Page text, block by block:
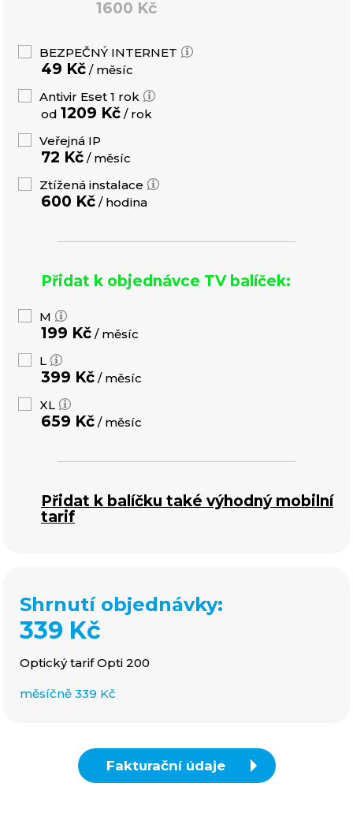
1600 Kč
BEZPEČNÝ INTERNET
49 Kč/ měsíc
Antivir Eset 1 rok
od 1209 Kč/ rok
Veřejná IP
72 Kč/ měsíc
Ztížená instalace
600 Kč/ hodina
Přidat k objednávce TV balíček:
M
199 Kč/ měsíc
L
399 Kč/ měsíc
XL
659 Kč/ měsíc
Přidat k balíčku také výhodný mobilní
tarif
Shrnutí objednávky:
339 Kč
Optický tarif Opti 200
měsíčně 339 Kč
Fakturační údaje